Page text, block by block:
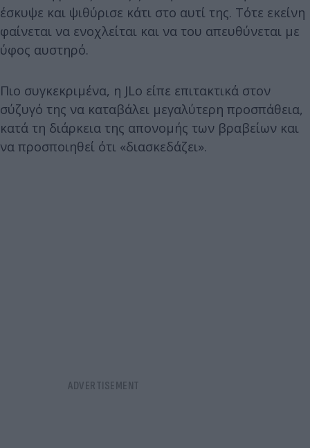
έσκυψε και ψιθύρισε κάτι στο αυτί της. Τότε εκείνη
φαίνεται να ενοχλείται και να του απευθύνεται με
ύφος αυστηρό.
Πιο συγκεκριμένα, η JLo είπε επιτακτικά στον
σύζυγό της να καταβάλει μεγαλύτερη προσπάθεια,
κατά τη διάρκεια της απονομής των βραβείων και
να προσποιηθεί ότι «διασκεδάζει».